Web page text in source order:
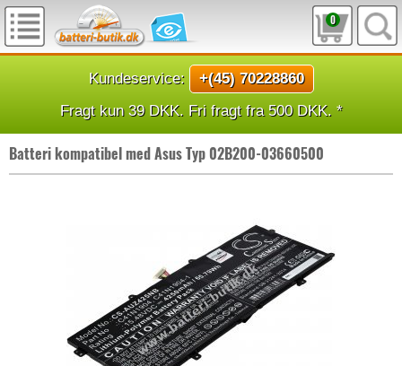
0
Kundeservice:
+(45) 70228860
Fragt kun 39 DKK. Fri fragt fra 500 DKK. *
Batteri kompatibel med Asus Typ 02B200-03660500